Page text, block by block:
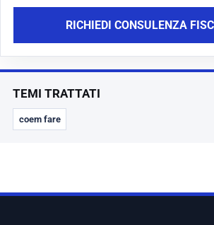
RICHIEDI CONSULENZA
TEMI TRATTATI
coem fare